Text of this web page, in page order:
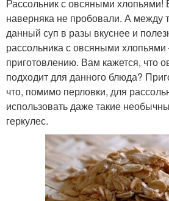
Рассольник с овсяными хлопьями!
наверняка не пробовали. А между
данный суп в разы вкуснее и
рассольника с овсяными
приготовлению. Вам кажется, что
подходит для данного блюда?
что, помимо перловки, для
использовать даже такие
геркулес.